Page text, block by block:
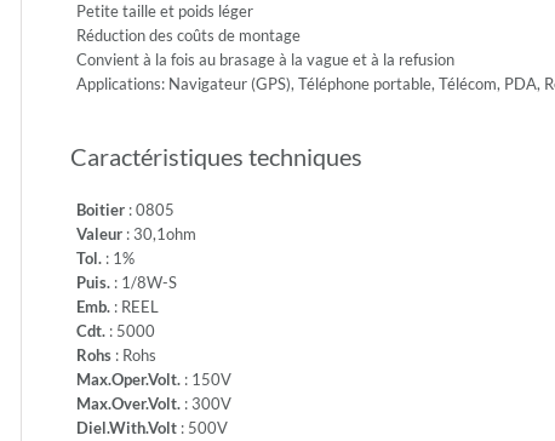
Petite taille et poids léger
Réduction des coûts de montage
Convient à la fois au brasage à la vague et à la refusion
Applications: Navigateur (GPS), Téléphone portable, Télécom, PDA,
Caractéristiques techniques
Boitier : 0805
Valeur : 30,1ohm
Tol. : 1%
Puis. : 1/8W-S
Emb. : REEL
Cdt. : 5000
Rohs : Rohs
Max.Oper.Volt. : 150V
Max.Over.Volt. : 300V
Diel.With.Volt : 500V